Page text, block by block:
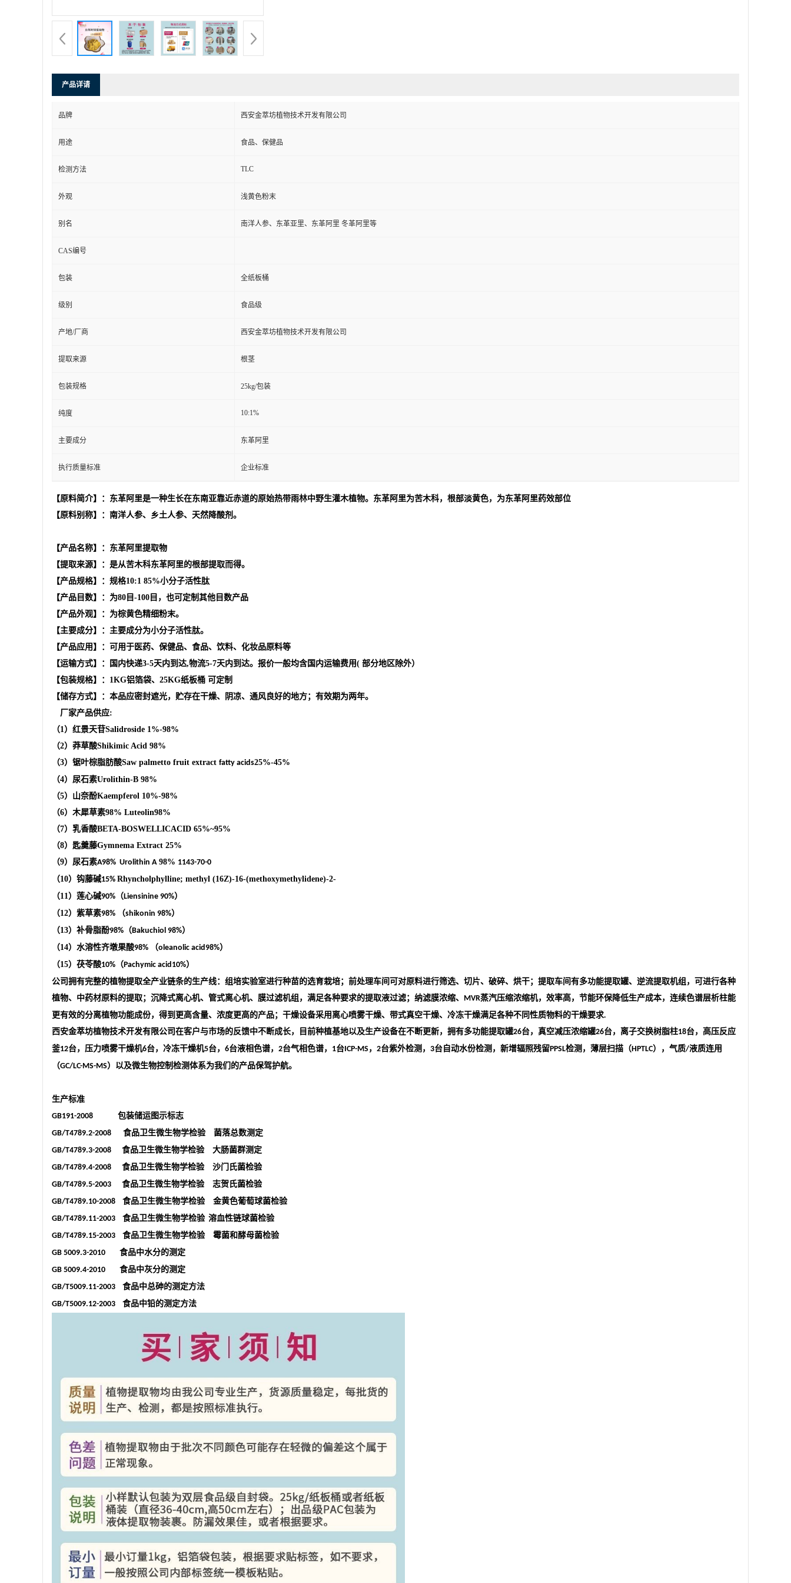
产品详请
品牌 西安金萃坊植物技术开发有限公司
用途 食品、保健品
检测方法 TLC
外观 浅黄色粉末
别名 南洋人参、东革亚里、东革阿里 冬革阿里等
CAS编号
包装 全纸板桶
级别 食品级
产地/厂商 西安金萃坊植物技术开发有限公司
提取来源 根茎
包装规格 25kg/包装
纯度 10:1%
主要成分 东革阿里
执行质量标准 企业标准
【原料简介】：东革阿里是一种生长在东南亚靠近赤道的原始热带雨林中野生灌木植物。东革阿里为苦木科，根部淡黄色，为东革阿里药效部位
【原料别称】：南洋人参、乡土人参、天然降酸剂。
【产品名称】：东革阿里提取物
【提取来源】：是从苦木科东革阿里的根部提取而得。
【产品规格】：规格10:1 85%小分子活性肽
【产品目数】：为80目-100目，也可定制其他目数产品
【产品外观】：为棕黄色精细粉末。
【主要成分】：主要成分为小分子活性肽。
【产品应用】：可用于医药、保健品、食品、饮料、化妆品原料等
【运输方式】：国内快递3-5天内到达,物流5-7天内到达。报价一般均含国内运输费用( 部分地区除外）
【包装规格】：1KG铝箔袋、25KG纸板桶 可定制
【储存方式】：本品应密封遮光，贮存在干燥、阴凉、通风良好的地方；有效期为两年。
厂家产品供应:
（1）红景天苷Salidroside 1%-98%
（2）莽草酸Shikimic Acid 98%
（3）锯叶棕脂肪酸Saw palmetto fruit extract fatty acids25%-45%
（4） 尿石素Urolithin-B 98%
（5）山奈酚Kaempferol 10%-98%
（6）木犀草素98% Luteolin98%
（7）乳香酸BETA-BOSWELLICACID 65%~95%
（8）匙羹藤Gymnema Extract 25%
（9）尿石素A98% Urolithin A98% 1143-70-0
（10）钩藤碱15% Rhyncholphylline; methyl (16Z)-16-(methoxymethylidene)-2-
（11）莲心碱90% （Liensinine 90%）
（12）紫草素98% （shikonin 98%）
（13）补骨脂酚98% （Bakuchiol 98%）
（14）水溶性齐墩果酸98% （oleanolic acid98%）
（15）茯苓酸10% （Pachymic acid10%）
公司 拥有完整的植物提取全产业链条的生产线：组培实验室进行种苗的选育栽培；前处理车间可对原料进行筛选、切片、破碎、烘干；提取车间有多功能提取罐、逆流提取机组，可进行各种
植物、中药材原料的提取；沉降式离心机、管式离心机、膜过滤机组，满足各种要求的提取液过滤；纳滤膜浓缩、 MVR蒸汽压缩浓缩机，效率高，节能环保降低生产成本，连续色谱层析柱能
更有效的分离植物功能成份，得到更高含量、浓度更高的产品；干燥设备采用离心喷雾干燥、带式真空干燥、冷冻干燥满足各种不同性质物料的干燥要求.
西安金萃坊植物技术开发有限公司 在客户与市场的反馈中不断成长，目前种植基地以及生产设备在不断更新，拥有多功能提取罐26台，真空减压浓缩罐26台，离子交换树脂柱18台，高压反应
釜12台，压力喷雾干燥机6台，冷冻干燥机5台， 6台液相色谱， 2台气相色谱， 1台ICP-MS， 2台紫外检测， 3台自动水份检测，新增辐照残留PPSL检测，薄层扫描（HPTLC），气质/液质连用
（GC/LC-MS-MS）以及微生物控制检测体系为我们的产品保驾护航。
生产标准
GB191-2008 包装储运图示标志
GB/T4789.2-2008
食品卫生微生物学检验 菌落总数测定
GB/T4789.3-2008 食品卫生微生物学检验 大肠菌群测定
GB/T4789.4-2008 食品卫生微生物学检验 沙门氏菌检验
GB/T4789.5-2003 食品卫生微生物学检验 志贺氏菌检验
GB/T4789.10-2008 食品卫生微生物学检验 金黄色葡萄球菌检验
GB/T4789.11-2003 食品卫生微生物学检验 溶血性链球菌检验
GB/T4789.15-2003 食品卫生微生物学检验 霉菌和酵母菌检验
GB 5009.3-2010 食品中水分的测定
GB 5009.4-2010 食品中灰分的测定
GB/T5009.11-2003 食品中总砷的测定方法
GB/T5009.12-2003 食品中铅的测定方法